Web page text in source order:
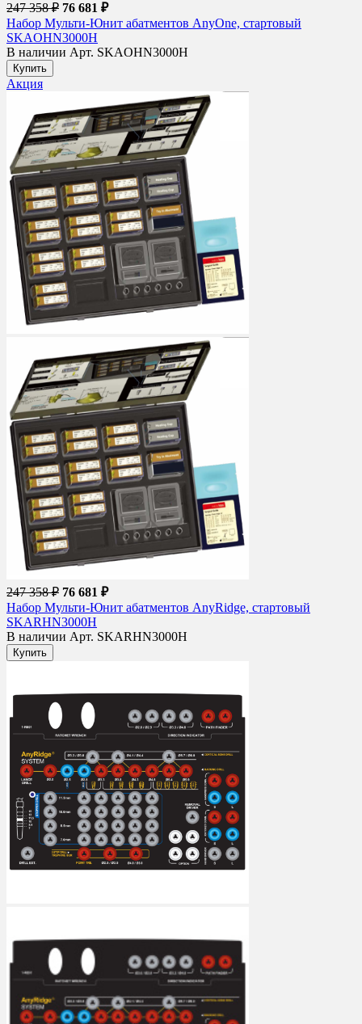
247 358 ₽ 76 681 ₽
Набор Мульти-Юнит абатментов AnyOne, стартовый
SKAOHN3000H
В наличии Арт. SKAOHN3000H
Купить
Акция
247 358 ₽ 76 681 ₽
Набор Мульти-Юнит абатментов AnyRidge, стартовый
SKARHN3000H
В наличии Арт. SKARHN3000H
Купить